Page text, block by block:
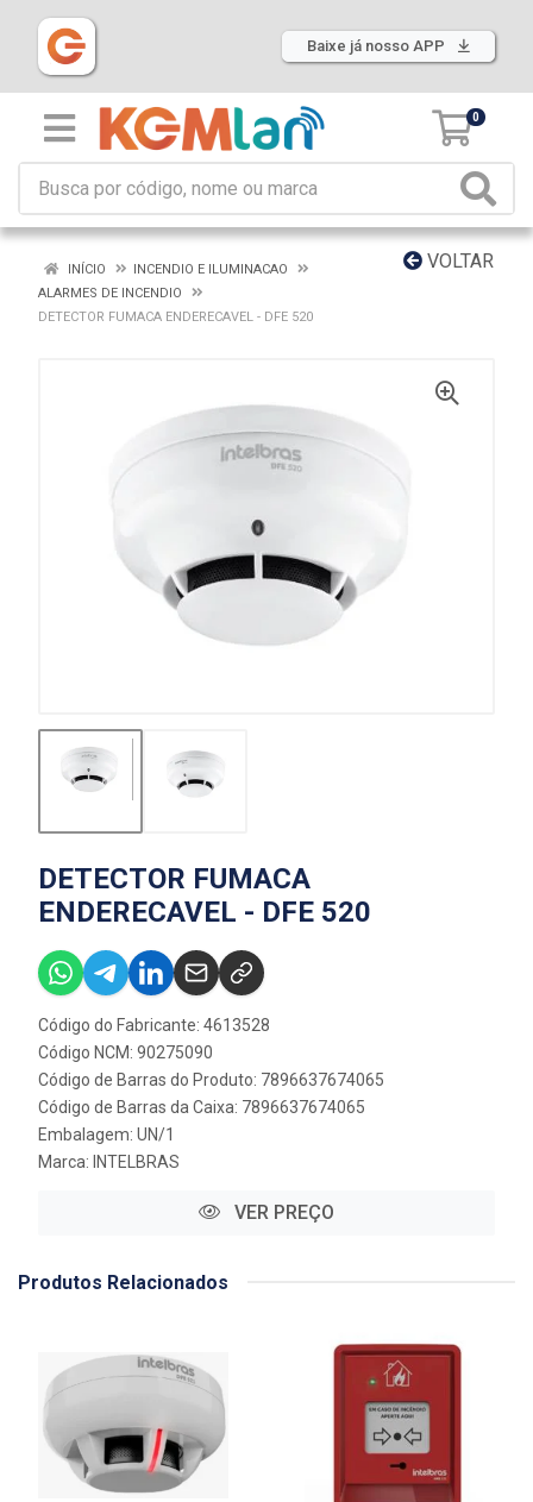
Baixe já nosso APP
0
VOLTAR
INÍCIO
INCENDIO E ILUMINACAO
ALARMES DE INCENDIO
DETECTOR FUMACA ENDERECAVEL - DFE 520
DETECTOR FUMACA
ENDERECAVEL - DFE 520
Código do Fabricante: 4613528
Código NCM: 90275090
Código de Barras do Produto: 7896637674065
Código de Barras da Caixa: 7896637674065
Embalagem: UN/1
Marca: INTELBRAS
VER PREÇO
Produtos Relacionados